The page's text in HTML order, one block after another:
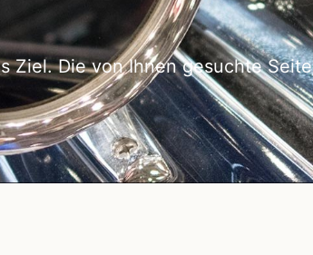
Ziel. Die von Ihnen gesuchte Seite